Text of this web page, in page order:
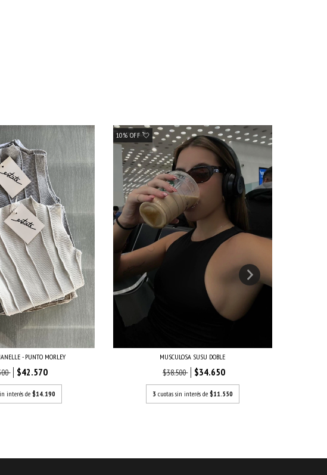
- PUNTO MORLEY
$42.570
interés de$14.190
10% OFF 💘
MUSCULOSA SUSU DOBLE
$38.500 $34.650
3 cuotas sin interés de $11.550